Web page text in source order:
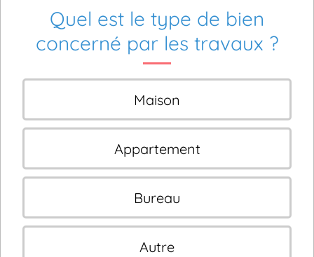
Quel est le type de bien
concerné par les travaux ?
Maison
Appartement
Bureau
Autre